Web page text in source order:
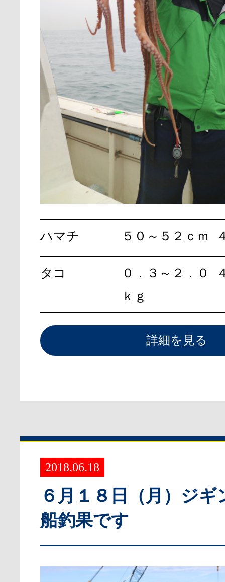
ハマチ ５０～５２ｃｍ
タコ
０．３～２．０
ｋｇ
詳細を見る
2018.06.18
６月１８日（月）ジギ
船釣果です